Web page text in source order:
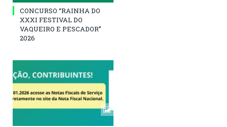
CONCURSO “RAINHA DO
XXXI FESTIVAL DO
VAQUEIRO E PESCADOR”
2026